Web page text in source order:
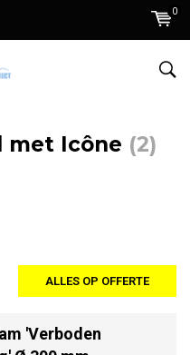
0
met Icône (2)
ALLES OP OFFERTE
'Verboden